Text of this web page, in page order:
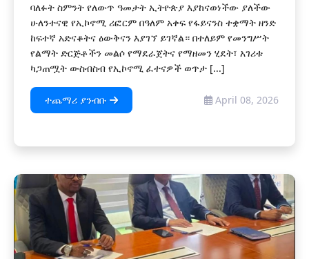
ባለፉት ስምንት የለውጥ ዓመታት ኢትዮጵያ እያከናወነችው ያለችው
ሁለንተናዊ የኢኮኖሚ ሪፎርም በዓለም አቀፍ የፋይናንስ ተቋማት ዘንድ
ከፍተኛ አድናቆትና ዕውቅናን እያገኘ ይገኛል። በተለይም የመንግሥት
የልማት ድርጅቶችን መልሶ የማደራጀትና የማዘመን ሂደት፣ አገሪቱ
ካጋጠሟት ውስብስብ የኢኮኖሚ ፈተናዎች ወጥታ [...]
ተጨማሪ ያንብቡ April 08, 2026